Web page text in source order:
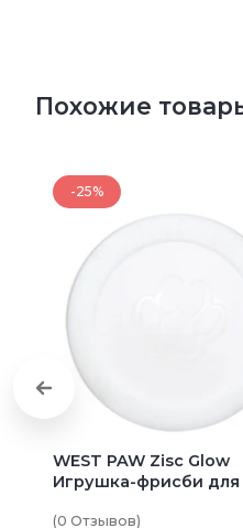
Похожие
-25%
WEST PAW Zisc Glow
Игрушка-фрисби для
(0 Отзывов)